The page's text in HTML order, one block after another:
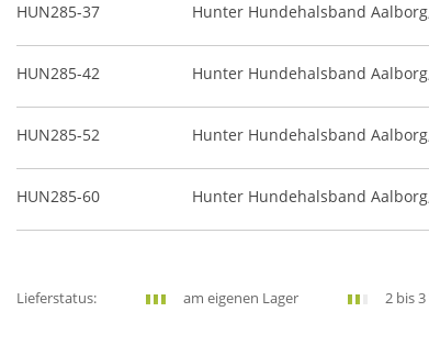
HUN285-37 Hunter Hundehalsband
HUN285-42 Hunter Hundehalsband
HUN285-52 Hunter Hundehalsband
HUN285-60 Hunter Hundehalsband
Lieferstatus: am eigenen Lager 2 bis